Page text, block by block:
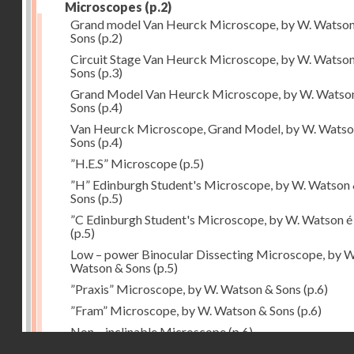
Microscopes (p.2)
Grand model Van Heurck Microscope, by W.
Sons (p.2)
Circuit Stage Van Heurck Microscope, by W.
Sons (p.3)
Grand Model Van Heurck Microscope, by W.
Sons (p.4)
Van Heurck Microscope, Grand Model, by W.
Sons (p.4)
”H.E.S” Microscope(p.5)
”H” Edinburgh Student's Microscope, by W. Watson
Sons (p.5)
”C Edinburgh Student's Microscope, by W. Watson é
(p.5)
Low – power Binocular Dissecting Microscope, by
Watson & Sons (p.5)
”Praxis” Microscope, by W. Watson & Sons (p.6)
”Fram” Microscope, by W. Watson & Sons (p.6)
Non – inclinable Microscope(p.6)